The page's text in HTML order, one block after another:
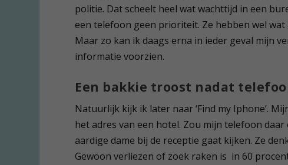
politie. Dat scheelt heel wat wachttijd in een
een telefoon geen prioriteit. Ze hebben wel
Maar zo kan ik daags erna in ieder geval mijn
informatie voorzien.
Een bakkie troost nadat
Natuurlijk kijk ik later naar ‘Find my Iphone’.
het adres van een hotel. Zou mijn telefoon
aardige dame bij de receptie gaat kijken. Ze
Gewoon verliezen of zoek raken is in 60